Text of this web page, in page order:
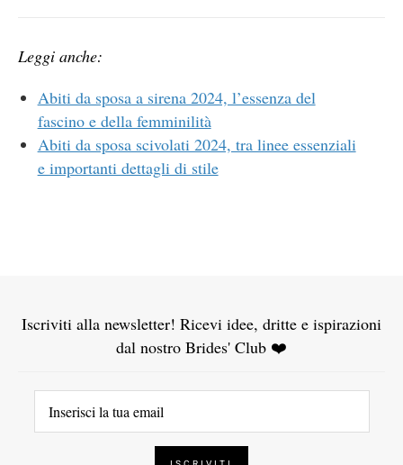
Leggi anche:
Abiti da sposa a sirena 2024, l’essenza del
fascino e della femminilità
Abiti da sposa scivolati 2024, tra linee essenziali
e importanti dettagli di stile
Iscriviti alla newsletter! Ricevi idee, dritte e ispirazioni
dal nostro Brides' Club ❤️